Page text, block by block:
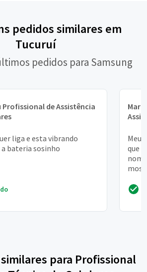
pedidos similares em
Tucuruí
pedidos para Samsung
Profissional de Assistência
liga e esta vibrando
bateria sosinho
Meu
que
para Profissional